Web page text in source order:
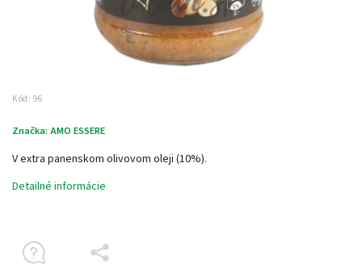
Kód: 96
Značka: AMO ESSERE
V extra panenskom olivovom oleji (10%).
Detailné informácie